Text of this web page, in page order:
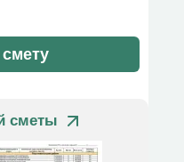
сметы